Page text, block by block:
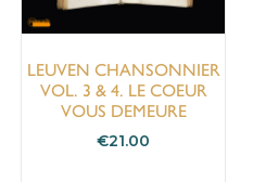
LEUVEN CHANSONNIER
VOL. 3 & 4. LE COEUR
VOUS DEMEURE
€21.00